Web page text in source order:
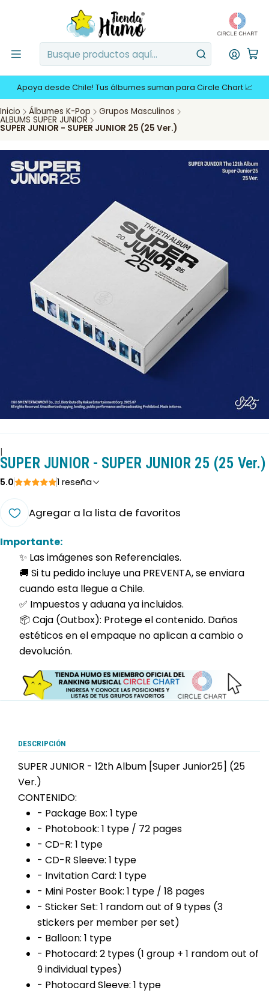
Apoya desde Chile! Tus álbumes suman para Circle Chart 📈
Inicio Álbumes K-Pop Grupos Masculinos
ALBUMS SUPER JUNIOR
SUPER JUNIOR - SUPER JUNIOR 25 (25 Ver.)
|
SUPER JUNIOR - SUPER JUNIOR 25 (25 Ver.)
5.0 1 reseña
Agregar a la lista de favoritos
Importante:
✨ Las imágenes son Referenciales.
🚚 Si tu pedido incluye una PREVENTA, se enviara
cuando esta llegue a Chile.
✅ Impuestos y aduana ya incluidos.
📦 Caja (Outbox): Protege el contenido. Daños
estéticos en el empaque no aplican a cambio o
devolución.
DESCRIPCIÓN
SUPER JUNIOR - 12th Album [Super Junior25] (25
Ver.)
CONTENIDO:
- Package Box: 1 type
- Photobook: 1 type / 72 pages
- CD-R: 1 type
- CD-R Sleeve: 1 type
- Invitation Card: 1 type
- Mini Poster Book: 1 type / 18 pages
- Sticker Set: 1 random out of 9 types (3
stickers per member per set)
- Balloon: 1 type
- Photocard: 2 types (1 group + 1 random out of
9 individual types)
- Photocard Sleeve: 1 type